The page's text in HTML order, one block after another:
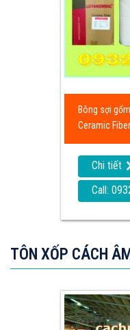
Bông sợi
Ceramic Fiber
Chi tiết
Call:
TÔN XỐP CÁCH